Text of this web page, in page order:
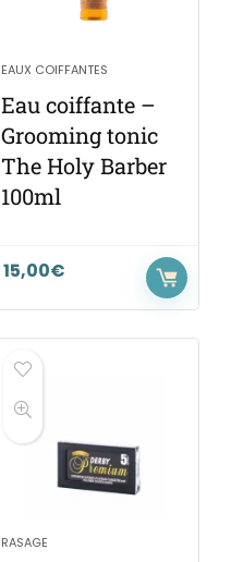
EAUX COIFFANTES
Eau coiffante –
Grooming tonic
The Holy Barber
100ml
15,00€
RASAGE